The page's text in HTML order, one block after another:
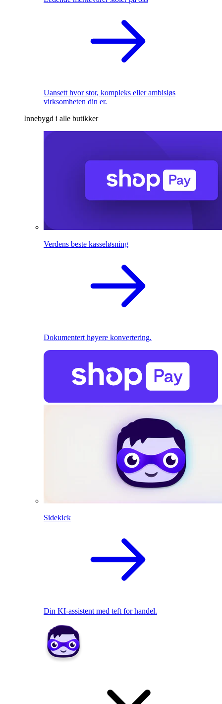
Uansett hvor stor, kompleks eller ambisiøs
virksomheten din er.
Innebygd i alle butikker
Verdens beste kasseløsning
Dokumentert høyere konvertering.
Sidekick
Din KI-assistent med teft for handel.